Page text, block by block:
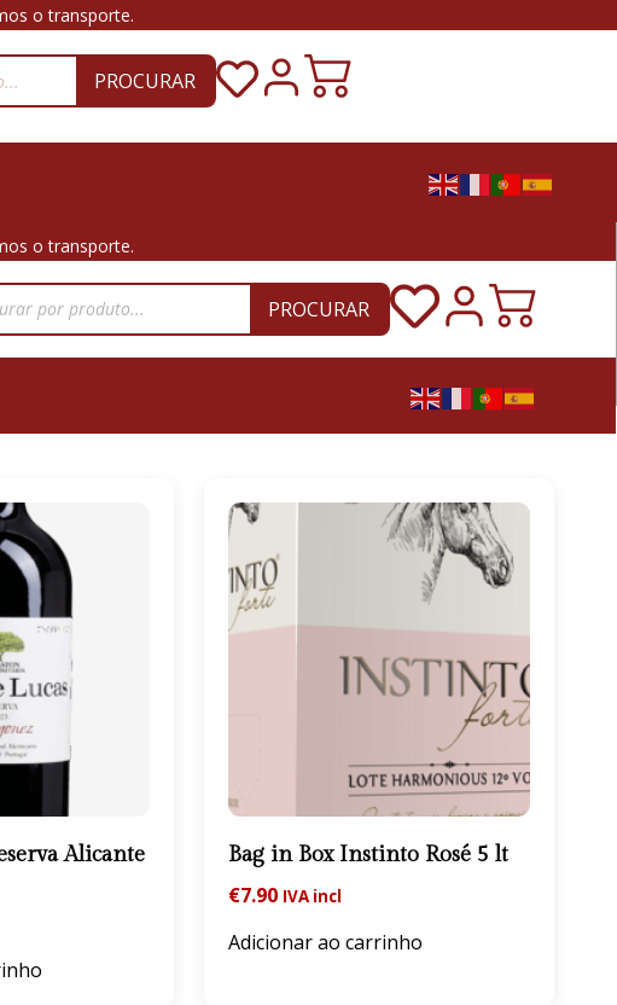
o transporte.
PROCURAR
o transporte.
PROCURAR
Alicante
Bag in Box Instinto Rosé 5 lt
€7.90 IVA incl
Adicionar ao carrinho